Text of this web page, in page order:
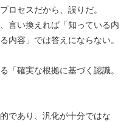
ロセスだから、誤りだ。
言い換えれば「知っている内
内容」では答えにならない。
「確実な根拠に基づく認識。
であり、汎化が十分ではな